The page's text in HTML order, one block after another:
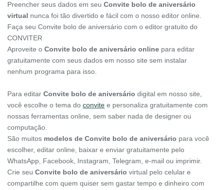
Preencher seus dados em seu Convite bolo de aniversário
virtual nunca foi tão divertido e fácil com o nosso editor online.
Faça seu Convite bolo de aniversário com o editor gratuito do
CONVITER
Aproveite o Convite bolo de aniversário online para editar
gratuitamente com seus dados em nosso site sem instalar
nenhum programa para isso.
Para editar Convite bolo de aniversário digital em nosso site,
você escolhe o tema do convite e personaliza gratuitamente com
nossas ferramentas online, sem saber nada de designer ou
computação.
São muitos modelos de Convite bolo de aniversário para você
escolher, editar online, baixar e enviar gratuitamente pelo
WhatsApp, Facebook, Instagram, Telegram, e-mail ou imprimir.
Crie seu Convite bolo de aniversário virtual pelo celular e
compartilhe com quem quiser sem gastar tempo e dinheiro com